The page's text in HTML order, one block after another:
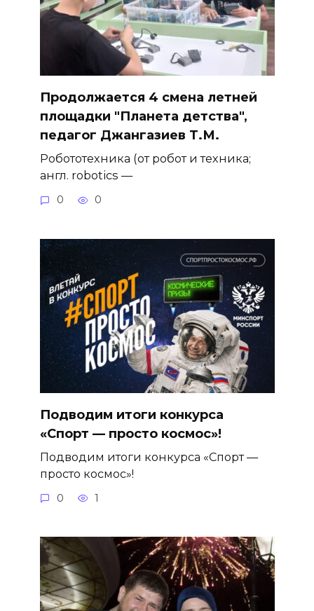
Продолжается 4 смена летней
площадки "Планета детства",
педагог Джангазиев Т.М.
Робототехника (от робот и техника;
англ. robotics —
0 0
Подводим итоги конкурса
«Спорт — просто космос»!
Подводим итоги конкурса «Спорт —
просто космос»!
0 1